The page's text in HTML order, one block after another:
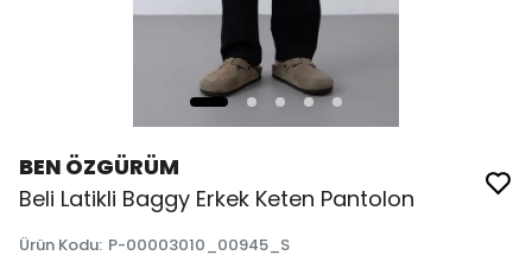
BEN ÖZGÜRÜM
Beli Latikli Baggy Erkek Keten Pantolon
Ürün Kodu: P-00003010_00945_S